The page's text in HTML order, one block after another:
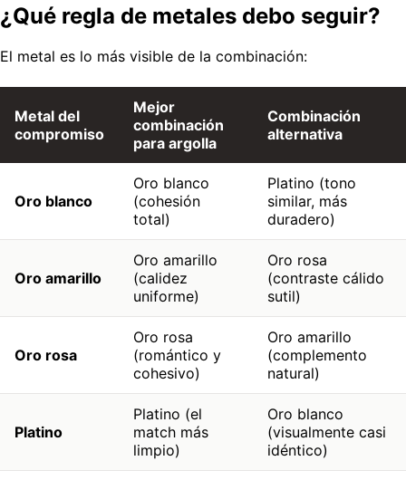
¿Qué regla de metales debo seguir?
El metal es lo más visible de la combinación:
Metal del
compromiso
Mejor
combinación
para argolla
Combinación
alternativa
Oro blanco
Oro blanco
(cohesión
total)
Platino (tono
similar, más
duradero)
Oro amarillo
Oro amarillo
(calidez
uniforme)
Oro rosa
(contraste cálido
sutil)
Oro rosa
Oro rosa
(romántico y
cohesivo)
Oro amarillo
(complemento
natural)
Platino
Platino (el
match más
limpio)
Oro blanco
(visualmente casi
idéntico)